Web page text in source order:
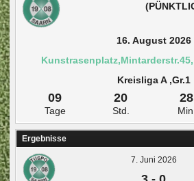
16. August 2026
Kreisliga A ,Gr.1
09
Tage
20
Std.
28
Min.
Ergebnisse
7. Juni 2026